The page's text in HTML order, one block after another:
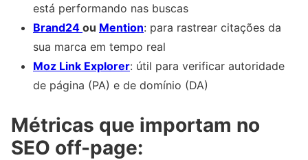
está performando nas buscas
Brand24 ou Mention: para rastrear citações da
sua marca em tempo real
Moz Link Explorer: útil para verificar autoridade
de página (PA) e de domínio (DA)
Métricas que importam no
SEO off-page: